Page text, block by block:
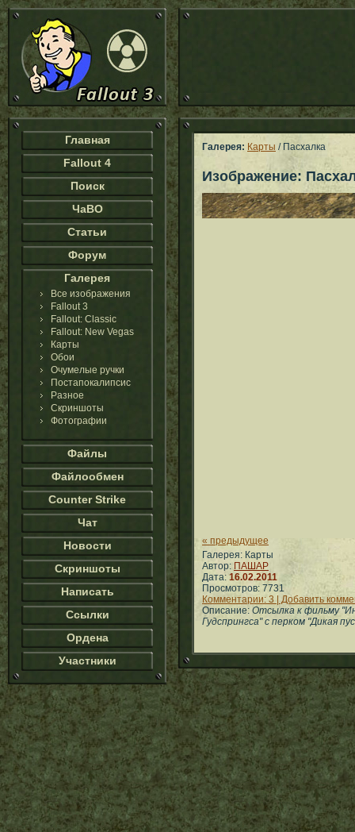
Главная
Fallout 4
Поиск
ЧаВО
Статьи
Форум
Галерея
Все изображения
Fallout 3
Fallout: Classic
Fallout: New Vegas
Карты
Обои
Очумелые ручки
Постапокалипсис
Разное
Скриншоты
Фотографии
Файлы
Файлообмен
Counter Strike
Чат
Новости
Скриншоты
Написать
Ссылки
Ордена
Участники
Галерея: Карты / Пасхалка
Изображение:
« предыдущее
Галерея: Карты
Автор: ПАШАР
Дата: 16.02.2011
Просмотров: 7731
Комментарии: 3 | Добавить
Описание: Отсылка к фильму
Гудспрингса" с перком "Дикая